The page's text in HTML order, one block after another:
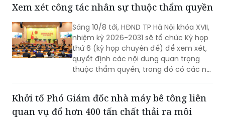
Xem xét công tác nhân sự thuộc thẩm quyền
Sáng 10/8 tới, HĐND TP Hà Nội khóa XVII,
nhiệm kỳ 2026-2031 sẽ tổ chức Kỳ họp
thứ 6 (kỳ họp chuyên đề) để xem xét,
quyết định các nội dung quan trọng
thuộc thẩm quyền, trong đó có các nội
Khởi tố Phó Giám đốc nhà máy bê tông liên
quan vụ đổ hơn 400 tấn chất thải ra môi